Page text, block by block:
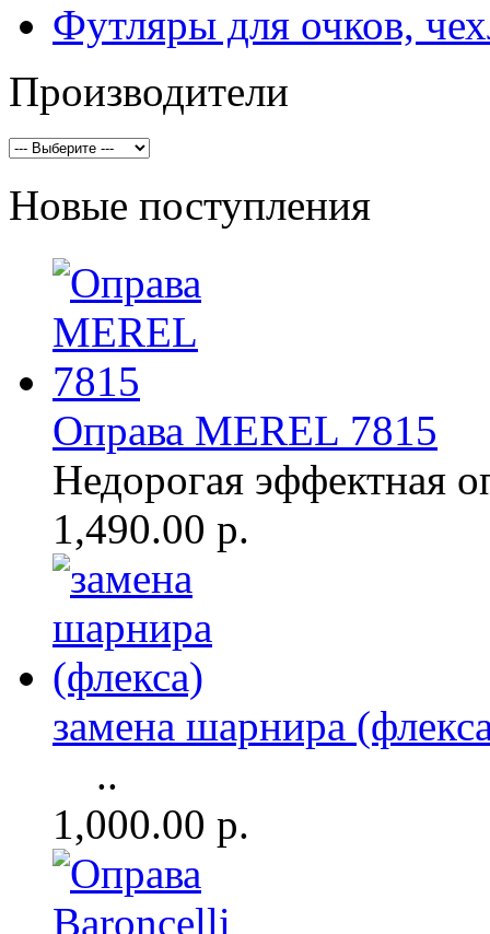
Футляры для очков,
Производители
Новые поступления
Оправа MEREL 7815
Недорогая эффектная
1,490.00 р.
замена шарнира
..
1,000.00 р.